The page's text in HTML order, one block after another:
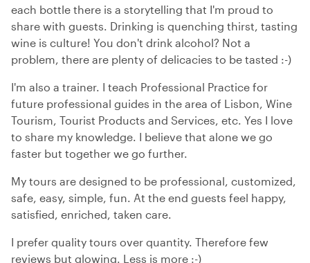
each bottle there is a storytelling that I'm proud to
share with guests. Drinking is quenching thirst, tasting
wine is culture! You don't drink alcohol? Not a
problem, there are plenty of delicacies to be tasted :-)
I'm also a trainer. I teach Professional Practice for
future professional guides in the area of Lisbon, Wine
Tourism, Tourist Products and Services, etc. Yes I love
to share my knowledge. I believe that alone we go
faster but together we go further.
My tours are designed to be professional, customized,
safe, easy, simple, fun. At the end guests feel happy,
satisfied, enriched, taken care.
I prefer quality tours over quantity. Therefore few
reviews but glowing. Less is more :-)